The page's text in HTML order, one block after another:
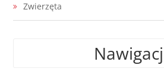
Zwierzęta